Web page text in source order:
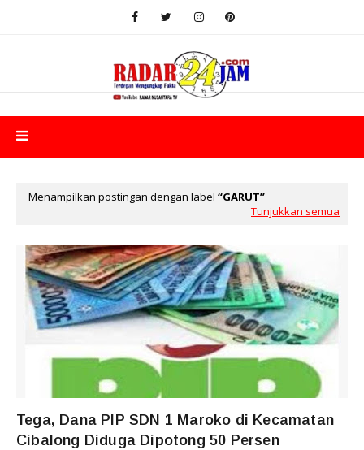
Menampilkan postingan dengan label
GARUT
Tunjukkan semua
Tega, Dana PIP SDN 1 Maroko di Kecamatan
Cibalong Diduga Dipotong 50 Persen